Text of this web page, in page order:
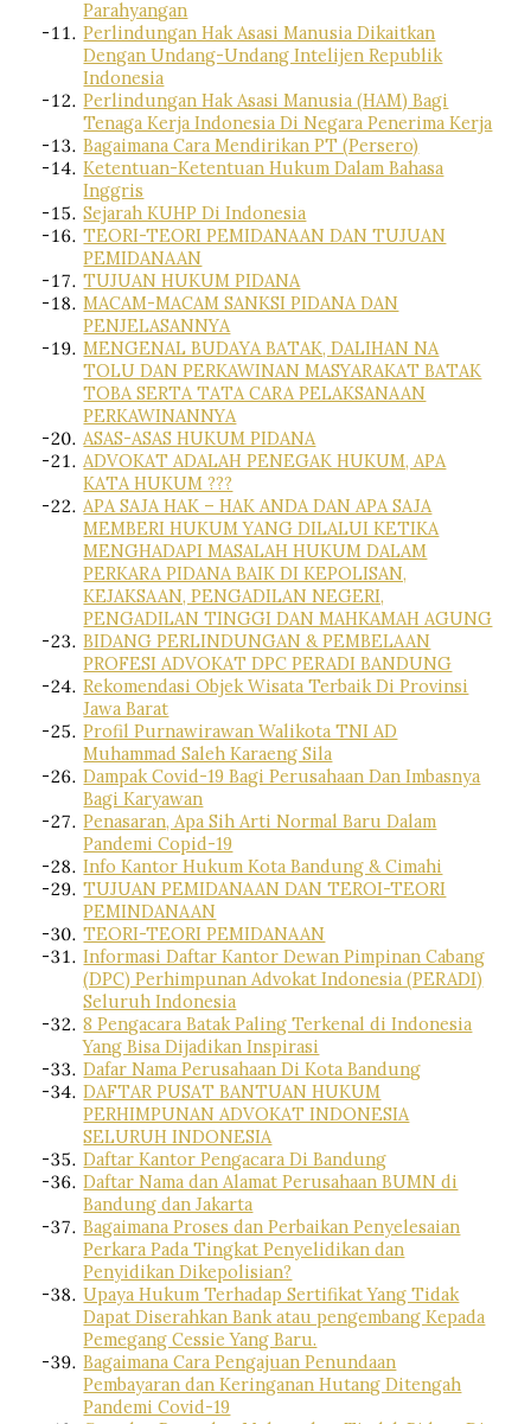
Parahyangan
Perlindungan Hak Asasi Manusia Dikaitkan
Dengan Undang-Undang Intelijen Republik
Indonesia
Perlindungan Hak Asasi Manusia (HAM) Bagi
Tenaga Kerja Indonesia Di Negara Penerima Kerja
Bagaimana Cara Mendirikan PT (Persero)
Ketentuan-Ketentuan Hukum Dalam Bahasa
Inggris
Sejarah KUHP Di Indonesia
TEORI-TEORI PEMIDANAAN DAN TUJUAN
PEMIDANAAN
TUJUAN HUKUM PIDANA
MACAM-MACAM SANKSI PIDANA DAN
PENJELASANNYA
MENGENAL BUDAYA BATAK, DALIHAN NA
TOLU DAN PERKAWINAN MASYARAKAT BATAK
TOBA SERTA TATA CARA PELAKSANAAN
PERKAWINANNYA
ASAS-ASAS HUKUM PIDANA
ADVOKAT ADALAH PENEGAK HUKUM, APA
KATA HUKUM ???
APA SAJA HAK – HAK ANDA DAN APA SAJA
MEMBERI HUKUM YANG DILALUI KETIKA
MENGHADAPI MASALAH HUKUM DALAM
PERKARA PIDANA BAIK DI KEPOLISAN,
KEJAKSAAN, PENGADILAN NEGERI,
PENGADILAN TINGGI DAN MAHKAMAH AGUNG
BIDANG PERLINDUNGAN & PEMBELAAN
PROFESI ADVOKAT DPC PERADI BANDUNG
Rekomendasi Objek Wisata Terbaik Di Provinsi
Jawa Barat
Profil Purnawirawan Walikota TNI AD
Muhammad Saleh Karaeng Sila
Dampak Covid-19 Bagi Perusahaan Dan Imbasnya
Bagi Karyawan
Penasaran, Apa Sih Arti Normal Baru Dalam
Pandemi Copid-19
Info Kantor Hukum Kota Bandung & Cimahi
TUJUAN PEMIDANAAN DAN TEROI-TEORI
PEMINDANAAN
TEORI-TEORI PEMIDANAAN
Informasi Daftar Kantor Dewan Pimpinan Cabang
(DPC) Perhimpunan Advokat Indonesia (PERADI)
Seluruh Indonesia
8 Pengacara Batak Paling Terkenal di Indonesia
Yang Bisa Dijadikan Inspirasi
Dafar Nama Perusahaan Di Kota Bandung
DAFTAR PUSAT BANTUAN HUKUM
PERHIMPUNAN ADVOKAT INDONESIA
SELURUH INDONESIA
Daftar Kantor Pengacara Di Bandung
Daftar Nama dan Alamat Perusahaan BUMN di
Bandung dan Jakarta
Bagaimana Proses dan Perbaikan Penyelesaian
Perkara Pada Tingkat Penyelidikan dan
Penyidikan Dikepolisian?
Upaya Hukum Terhadap Sertifikat Yang Tidak
Dapat Diserahkan Bank atau pengembang Kepada
Pemegang Cessie Yang Baru.
Bagaimana Cara Pengajuan Penundaan
Pembayaran dan Keringanan Hutang Ditengah
Pandemi Covid-19